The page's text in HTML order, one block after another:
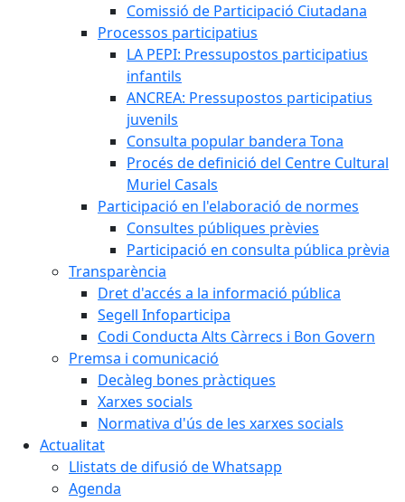
Comissió de Participació Ciutadana
Processos participatius
LA PEPI: Pressupostos participatius
infantils
ANCREA: Pressupostos participatius
juvenils
Consulta popular bandera Tona
Procés de definició del Centre Cultural
Muriel Casals
Participació en l'elaboració de normes
Consultes públiques prèvies
Participació en consulta pública prèvia
Transparència
Dret d'accés a la informació pública
Segell Infoparticipa
Codi Conducta Alts Càrrecs i Bon Govern
Premsa i comunicació
Decàleg bones pràctiques
Xarxes socials
Normativa d'ús de les xarxes socials
Actualitat
Llistats de difusió de Whatsapp
Agenda